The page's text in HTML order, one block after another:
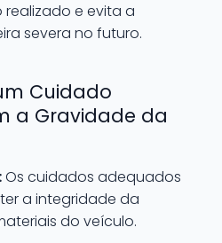
e evita a
severa no futuro.
Cuidado
a Gravidade da
Os cuidados adequados
a integridade da
do veículo.